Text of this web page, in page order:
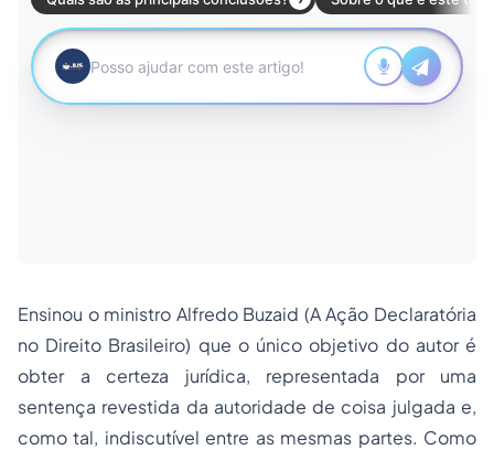
Ensinou o ministro Alfredo Buzaid (A Ação Declaratória
no Direito Brasileiro) que o único objetivo do autor é
obter a certeza jurídica, representada por uma
sentença revestida da autoridade de coisa julgada e,
como tal, indiscutível entre as mesmas partes. Como